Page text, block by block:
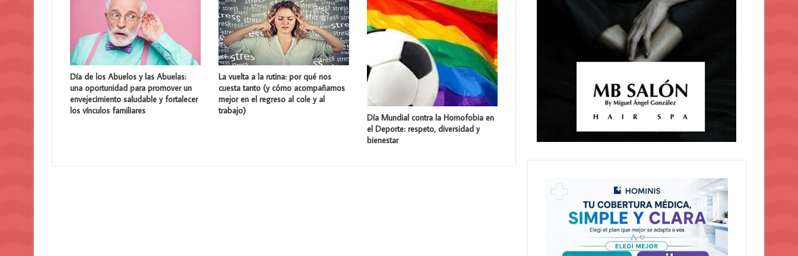
Día de los Abuelos y las Abuelas:
una oportunidad para promover un
envejecimiento saludable y fortalecer
los vínculos familiares
La vuelta a la rutina: por qué nos
cuesta tanto (y cómo acompañarnos
mejor en el regreso al cole y al
trabajo)
Día Mundial contra la Homofobia en
el Deporte: respeto, diversidad y
bienestar